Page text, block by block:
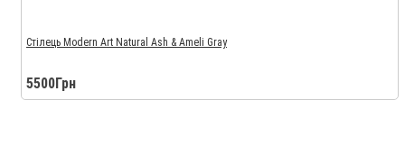
Стілець Modern Art Natural Ash & Ameli Gray
5500Грн